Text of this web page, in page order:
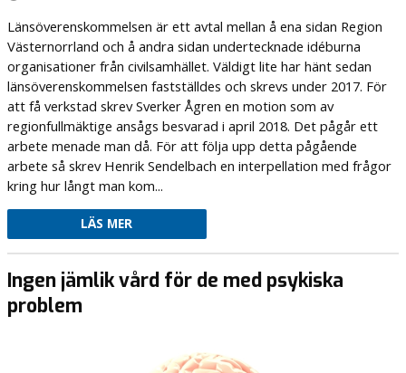
Länsöverenskommelsen är ett avtal mellan å ena sidan Region
Västernorrland och å andra sidan undertecknade idéburna
organisationer från civilsamhället. Väldigt lite har hänt sedan
länsöverenskommelsen fastställdes och skrevs under 2017. För
att få verkstad skrev Sverker Ågren en motion som av
regionfullmäktige ansågs besvarad i april 2018. Det pågår ett
arbete menade man då. För att följa upp detta pågående
arbete så skrev Henrik Sendelbach en interpellation med frågor
kring hur långt man kom...
LÄS MER
Ingen jämlik vård för de med psykiska
problem